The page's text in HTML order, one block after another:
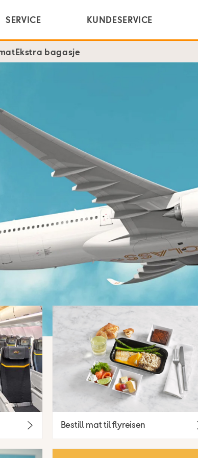
SERVICE KUNDESERVICE
Ekstra bagasje
Bestill mat til flyreisen